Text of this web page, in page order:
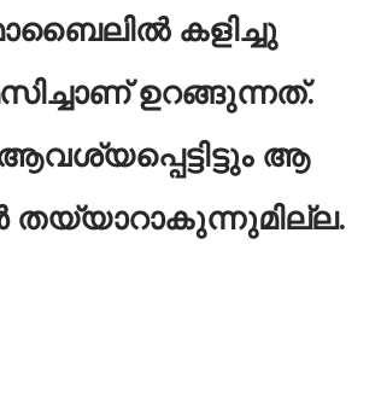
കളിച്ചു
ഉറങ്ങുന്നത്.
ആ
തയ്യാറാകുന്നുമില്ല.